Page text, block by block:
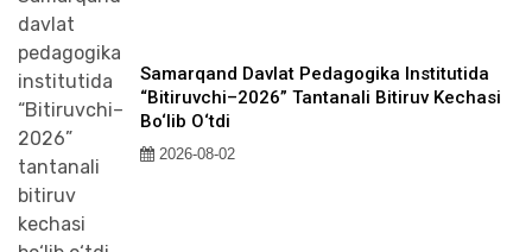
Samarqand Davlat Pedagogika Institutida
“Bitiruvchi–2026” Tantanali Bitiruv Kechasi
Bo‘lib O‘tdi
2026-08-02